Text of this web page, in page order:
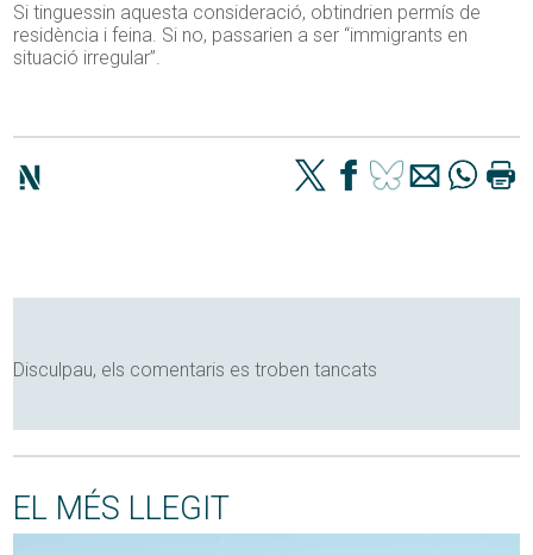
Si tinguessin aquesta consideració, obtindrien permís de
residència i feina. Si no, passarien a ser “immigrants en
situació irregular”.
Disculpau, els comentaris es troben tancats
EL MÉS LLEGIT